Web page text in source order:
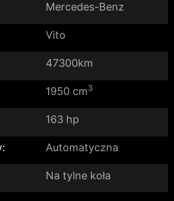
Mercedes-Benz
Vito
47300km
1950 cm3
163 hp
Automatyczna
Na tylne koła